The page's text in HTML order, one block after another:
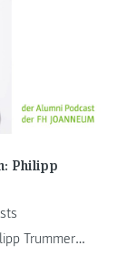
Philipp
Trummer